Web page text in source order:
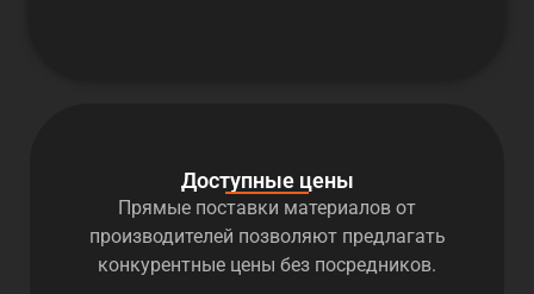
Доступные цены
Прямые поставки материалов от
производителей позволяют предлагать
конкурентные цены без посредников.